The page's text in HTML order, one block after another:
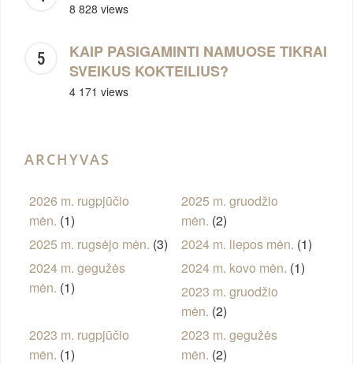
8 828 views
KAIP PASIGAMINTI NAMUOSE TIKRAI
SVEIKUS KOKTEILIUS?
4 171 views
ARCHYVAS
2026 m. rugpjūčio
mėn. (1)
2025 m. gruodžio
mėn. (2)
2025 m. rugsėjo mėn. (3) 2024 m. liepos mėn. (1)
2024 m. gegužės
mėn. (1)
2024 m. kovo mėn. (1)
2023 m. gruodžio
mėn. (2)
2023 m. rugpjūčio
mėn. (1)
2023 m. gegužės
mėn. (2)